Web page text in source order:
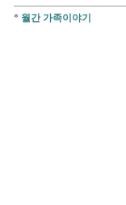
* 월간 가족이야기